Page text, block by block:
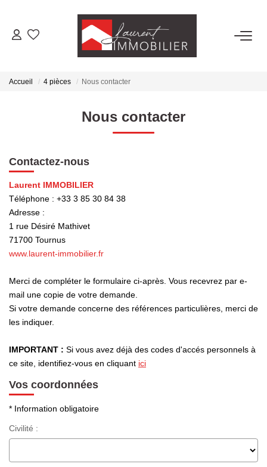
ACHETER
ESTIMER
NOS AGENCES
Laurent Immobilier Tournus
Notre Équipe
Nous Rejoindre
CONTACT
Accueil 4 pièces Nous contacter
Nous contacter
Contactez-nous
Laurent IMMOBILIER
Téléphone : +33 3 85 30 84 38
Adresse :
1 rue Désiré Mathivet
71700 Tournus
www.laurent-immobilier.fr
Merci de compléter le formulaire ci-après. Vous recevrez par e-
mail une copie de votre demande.
Si votre demande concerne des références particulières, merci de
les indiquer.
IMPORTANT : Si vous avez déjà des codes d'accés personnels à
ce site, identifiez-vous en cliquant ici
Vos coordonnées
* Information obligatoire
Civilité :